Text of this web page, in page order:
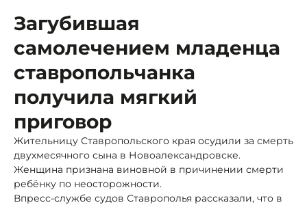
Загубившая
самолечением младенца
ставропольчанка
получила мягкий
приговор
Жительницу Ставропольского края осудили за смерть
двухмесячного сына в Новоалександровске.
Женщина признана виновной в причинении смерти
ребёнку по неосторожности.
Впресс-службе судов Ставрополья рассказали, что в